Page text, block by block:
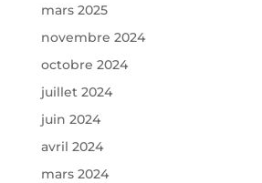
mars 2025
novembre 2024
octobre 2024
juillet 2024
juin 2024
avril 2024
mars 2024